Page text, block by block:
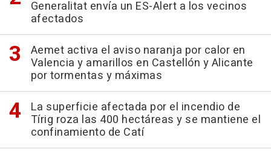
Generalitat envía un ES-Alert a los vecinos
afectados
Aemet activa el aviso naranja por calor en
Valencia y amarillos en Castellón y Alicante
por tormentas y máximas
La superficie afectada por el incendio de
Tírig roza las 400 hectáreas y se mantiene el
confinamiento de Catí